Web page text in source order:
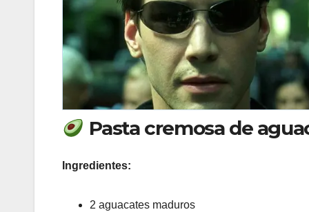
Pasta cremosa de
Ingredientes:
2 aguacates maduros